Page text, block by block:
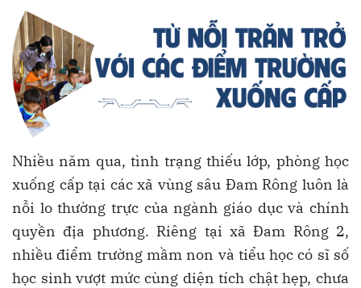
Nhiều năm qua, tình trạng thiếu lớp, phòng học
xuống cấp tại các xã vùng sâu Đam Rông luôn là
nỗi lo thường trực của ngành giáo dục và chính
quyền địa phương. Riêng tại xã Đam Rông 2,
nhiều điểm trường mầm non và tiểu học có sĩ số
học sinh vượt mức cùng diện tích chật hẹp, chưa